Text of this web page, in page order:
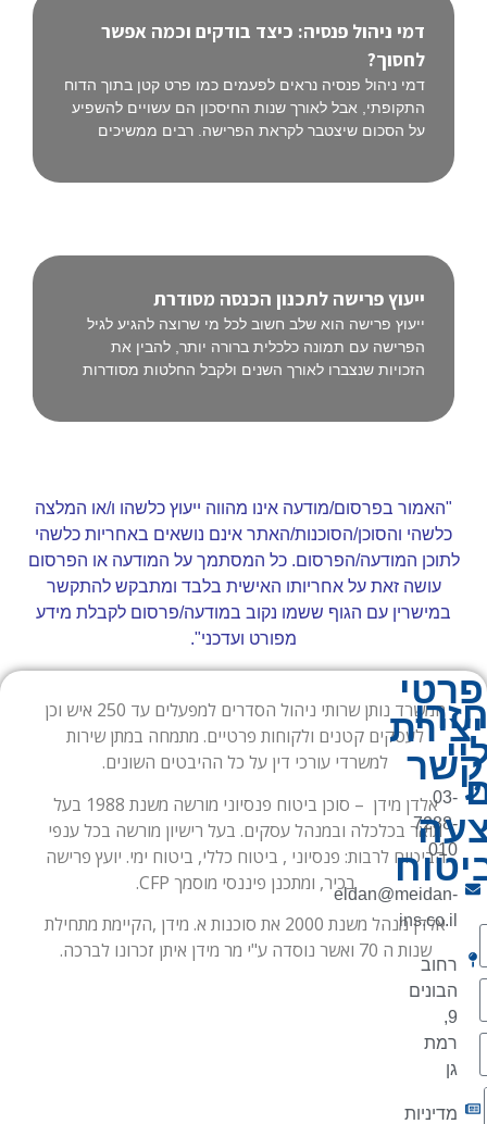
דמי ניהול פנסיה: כיצד בודקים וכמה אפשר
לחסוך?
דמי ניהול פנסיה נראים לפעמים כמו פרט קטן בתוך הדוח
התקופתי, אבל לאורך שנות החיסכון הם עשויים להשפיע
על הסכום שיצטבר לקראת הפרישה. רבים ממשיכים
ייעוץ פרישה לתכנון הכנסה מסודרת
ייעוץ פרישה הוא שלב חשוב לכל מי שרוצה להגיע לגיל
הפרישה עם תמונה כלכלית ברורה יותר, להבין את
הזכויות שנצברו לאורך השנים ולקבל החלטות מסודרות
"האמור בפרסום/מודעה אינו מהווה ייעוץ כלשהו ו/או המלצה
כלשהי והסוכן/הסוכנות/האתר אינם נושאים באחריות כלשהי
לתוכן המודעה/הפרסום. כל המסתמך על המודעה או הפרסום
עושה זאת על אחריותו האישית בלבד ומתבקש להתקשר
במישרין עם הגוף ששמו נקוב במודעה/פרסום לקבלת מידע
מפורט ועדכני".
המשרד נותן שרותי ניהול הסדרים למפעלים עד 250 איש וכן
לעסקים קטנים ולקוחות פרטיים. מתמחה במתן שירות
למשרדי עורכי דין על כל ההיבטים השונים.
אלדן מידן – סוכן ביטוח פנסיוני מורשה משנת 1988 בעל
תואר בכלכלה ובמנהל עסקים. בעל רישיון מורשה בכל ענפי
הביטוח לרבות: פנסיוני , ביטוח כללי, ביטוח ימי. יועץ פרישה
בכיר, ומתכנן פיננסי מוסמך CFP.
אלדן מנהל משנת 2000 את סוכנות א. מידן ,הקיימת מתחילת
שנות ה 70 ואשר נוסדה ע"י מר מידן איתן זכרונו לברכה.
פרטי
יצירת
קשר
03-
7288-
010
eldan@meidan-
ins.co.il
רחוב
הבונים
9,
רמת
גן
מדיניות